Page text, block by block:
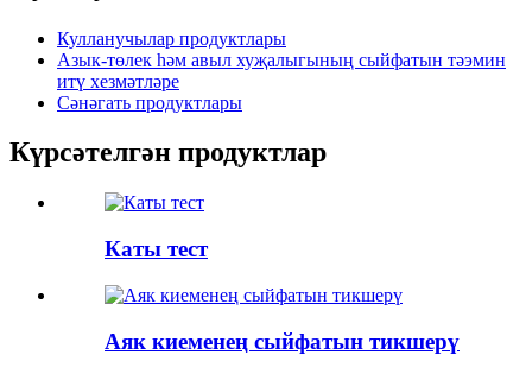
Кулланучылар продуктлары
Азык-төлек һәм авыл хуҗалыгының сыйфатын тәэмин
итү хезмәтләре
Сәнәгать продуктлары
Күрсәтелгән продуктлар
Каты тест
Аяк киеменең сыйфатын тикшерү